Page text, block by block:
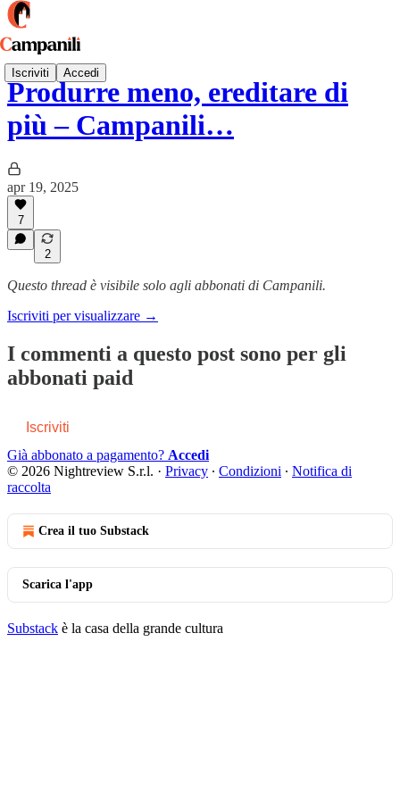
Iscriviti Accedi
Produrre meno, ereditare di
più – Campanili…
apr 19, 2025
7
2
Questo thread è visibile solo agli abbonati di Campanili.
Iscriviti per visualizzare →
I commenti a questo post sono per gli
abbonati paid
Iscriviti
Già abbonato a pagamento? Accedi
© 2026 Nightreview S.r.l. · Privacy ∙ Condizioni ∙ Notifica di
raccolta
Crea il tuo Substack
Scarica l'app
Substack è la casa della grande cultura